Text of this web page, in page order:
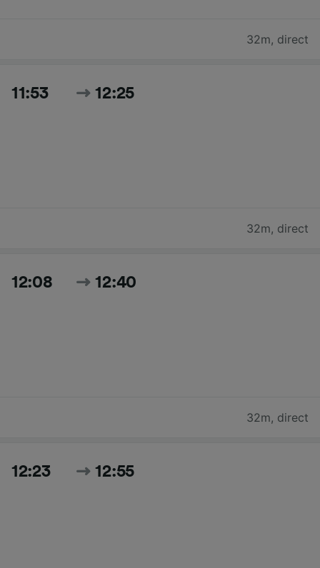
32m, direct
11:53 12:25
32m, direct
12:08 12:40
32m, direct
12:23 12:55